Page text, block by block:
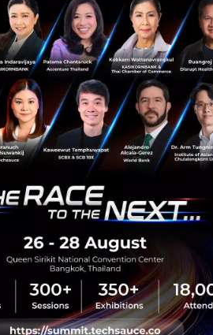
Trending Tags
Corporate Innovation
Digital Transformation
E-Commerce
Startup
Technology